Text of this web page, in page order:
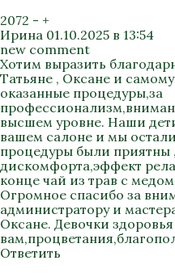
2072 - +
Ирина 01.10.2025 в 13:54
new comment
Хотим выразить
Татьяне , Оксане и
оказанные процедуры,за
высшем уровне. Наши
вашем салоне и мы
процедуры были приятны
дискомфорта,эффект
конце чай из трав с
Огромное спасибо за
администратору и
Оксане. Девочки здоровья
Ответить